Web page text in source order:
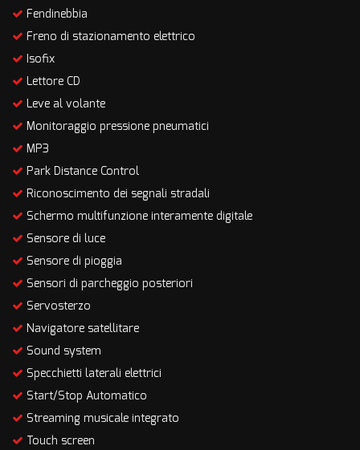
Fendinebbia
Freno di stazionamento elettrico
Isofix
Lettore CD
Leve al volante
Monitoraggio pressione pneumatici
MP3
Park Distance Control
Riconoscimento dei segnali stradali
Schermo multifunzione interamente digitale
Sensore di luce
Sensore di pioggia
Sensori di parcheggio posteriori
Servosterzo
Navigatore satellitare
Sound system
Specchietti laterali elettrici
Start/Stop Automatico
Streaming musicale integrato
Touch screen